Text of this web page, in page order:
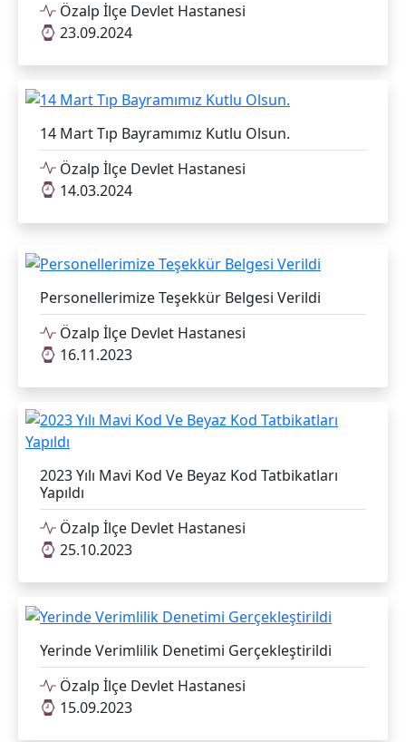
Özalp İlçe Devlet Hastanesi
23.09.2024
14 Mart Tıp Bayramımız Kutlu Olsun.
Özalp İlçe Devlet Hastanesi
14.03.2024
Personellerimize Teşekkür Belgesi Verildi
Özalp İlçe Devlet Hastanesi
16.11.2023
2023 Yılı Mavi Kod Ve Beyaz Kod Tatbikatları
Yapıldı
Özalp İlçe Devlet Hastanesi
25.10.2023
Yerinde Verimlilik Denetimi Gerçekleştirildi
Özalp İlçe Devlet Hastanesi
15.09.2023